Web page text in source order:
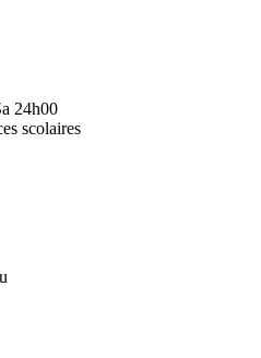
24h00
scolaires